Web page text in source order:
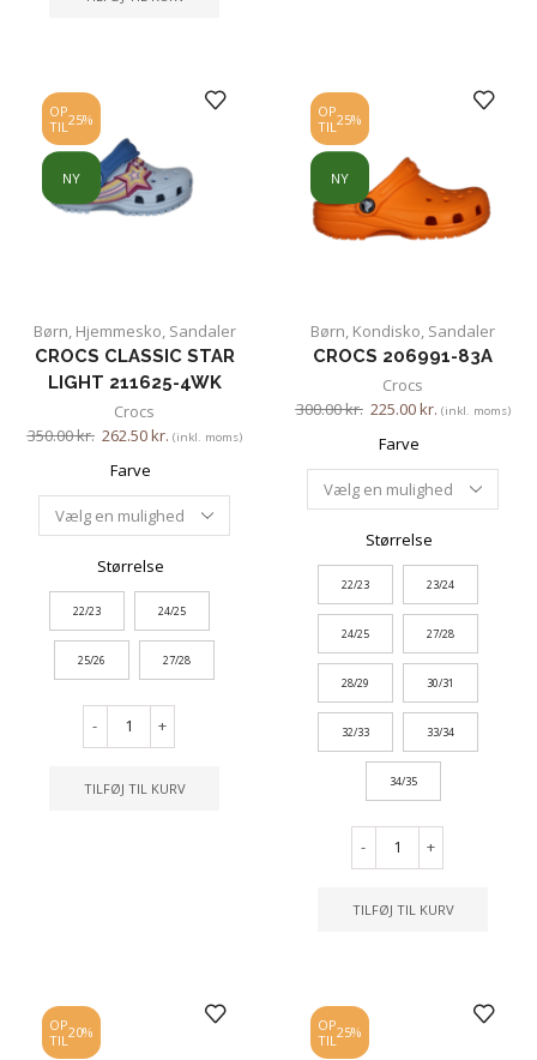
OP
TIL25%
NY
Børn, Hjemmesko, Sandaler
CROCS CLASSIC STAR
LIGHT 211625-4WK
Crocs
350.00kr. 262.50kr. (inkl. moms)
Farve
Størrelse
22/23 24/25
25/26 27/28
- +
TILFØJ TIL KURV
OP
TIL25%
NY
Børn, Kondisko, Sandaler
CROCS 206991-83A
Crocs
300.00kr. 225.00kr. (inkl. moms)
Farve
Størrelse
22/23 23/24
24/25 27/28
28/29 30/31
32/33 33/34
34/35
- +
TILFØJ TIL KURV
OP
TIL 20%
OP
TIL 25%